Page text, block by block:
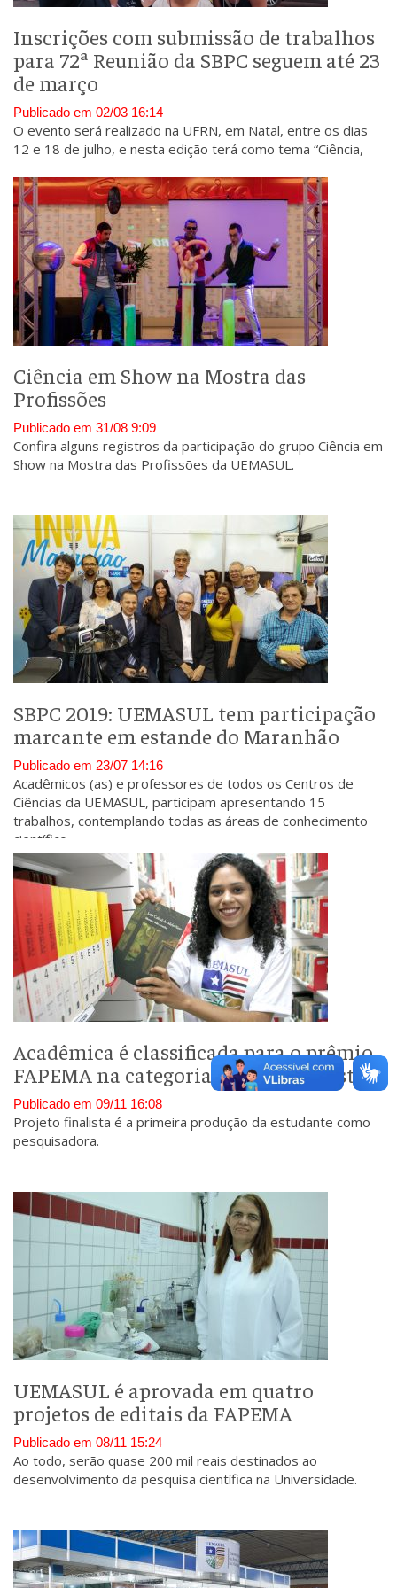
Inscrições com submissão de trabalhos
para 72ª Reunião da SBPC seguem até 23
de março
Publicado em 02/03 16:14
O evento será realizado na UFRN, em Natal, entre os dias
12 e 18 de julho, e nesta edição terá como tema “Ciência,
Ciência em Show na Mostra das
Profissões
Publicado em 31/08 9:09
Confira alguns registros da participação do grupo Ciência em
Show na Mostra das Profissões da UEMASUL.
SBPC 2019: UEMASUL tem participação
marcante em estande do Maranhão
Publicado em 23/07 14:16
Acadêmicos (as) e professores de todos os Centros de
Ciências da UEMASUL, participam apresentando 15
trabalhos, contemplando todas as áreas de conhecimento
científico.
Acadêmica é classificada para o prêmio
FAPEMA na categoria Jovem Cientista
Publicado em 09/11 16:08
Projeto finalista é a primeira produção da estudante como
pesquisadora.
UEMASUL é aprovada em quatro
projetos de editais da FAPEMA
Publicado em 08/11 15:24
Ao todo, serão quase 200 mil reais destinados ao
desenvolvimento da pesquisa científica na Universidade.